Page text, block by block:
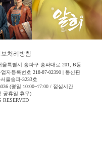
처리방침
특별시 송파구 송파대로 201, B동
자등록번호 218-87-02390 | 통신판
울송파-3233호
(평일 10:00~17:00 / 점심시간
공휴일 휴무)
RESERVED